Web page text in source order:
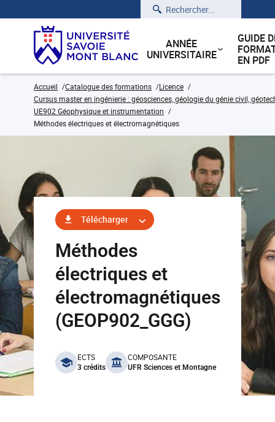
Rechercher
ANNÉE
UNIVERSITAIRE
GUIDE
EN PDF
Accueil Catalogue des formations
Licence
Cursus master en ingénierie : géosciences, géologie du génie civil,
UE902 Géophysique et instrumentation
Méthodes électriques et électromagnétiques
Télécharger
Méthodes
électriques et
électromagnétiques
(GEOP902_GGG)
benefits
ECTS
3 crédits
COMPOSANTE
UFR Sciences et Montagne